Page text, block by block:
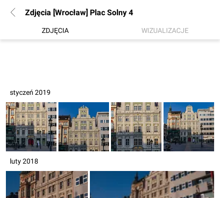
Zdjęcia [Wrocław] Plac Solny 4
ZDJĘCIA WIZUALIZACJE
styczeń 2019
luty 2018